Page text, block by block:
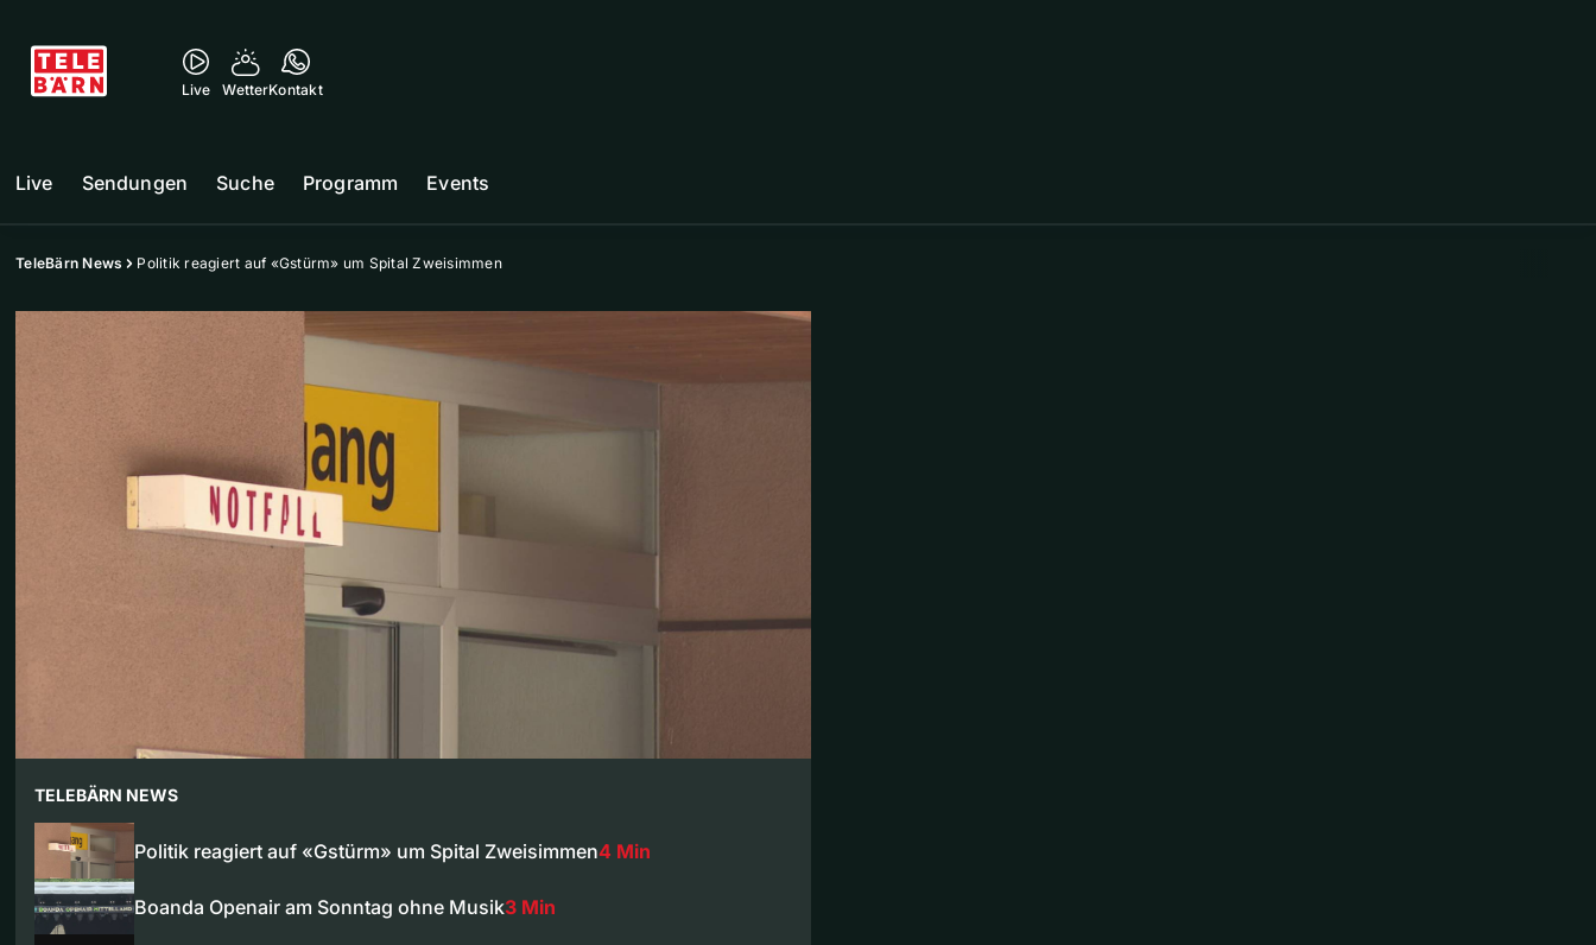
Live WetterKontakt
Live Sendungen Suche Programm Events
TeleBärn News Politik reagiert auf «Gstürm» um Spital Zweisimmen
TELEBÄRN NEWS
Politik reagiert auf «Gstürm» um Spital Zweisimmen4 Min
Boanda Openair am Sonntag ohne Musik3 Min